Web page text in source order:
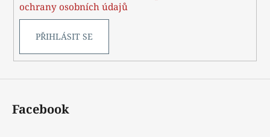
ochrany osobních údajů
PŘIHLÁSIT SE
Facebook